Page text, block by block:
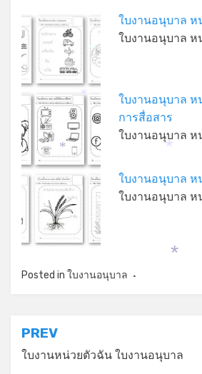
ใบงานอนุบาล
ใบงานอนุบาล ห
ใบงานอนุบาล ห
การสื่อสาร
ใบงานอนุบาล ห
ใบงานอนุบาล ห
ใบงานอนุบาล ห
Posted in ใบงานอนุบาล
แนะแนว
เรื่อง
PREV
ใบงานหน่วยตัวฉัน ใบงานอนุบาล
*
*
*